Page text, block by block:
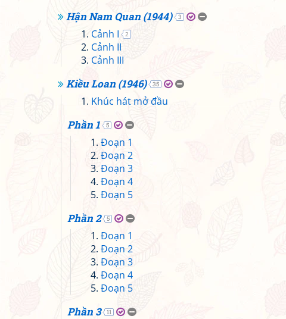
Hận Nam Quan (1944) 3
Cảnh I 2
Cảnh II
Cảnh III
Kiều Loan (1946) 35
Khúc hát mở đầu
Phần 1 5
Đoạn 1
Đoạn 2
Đoạn 3
Đoạn 4
Đoạn 5
Phần 2 5
Đoạn 1
Đoạn 2
Đoạn 3
Đoạn 4
Đoạn 5
Phần 3 11